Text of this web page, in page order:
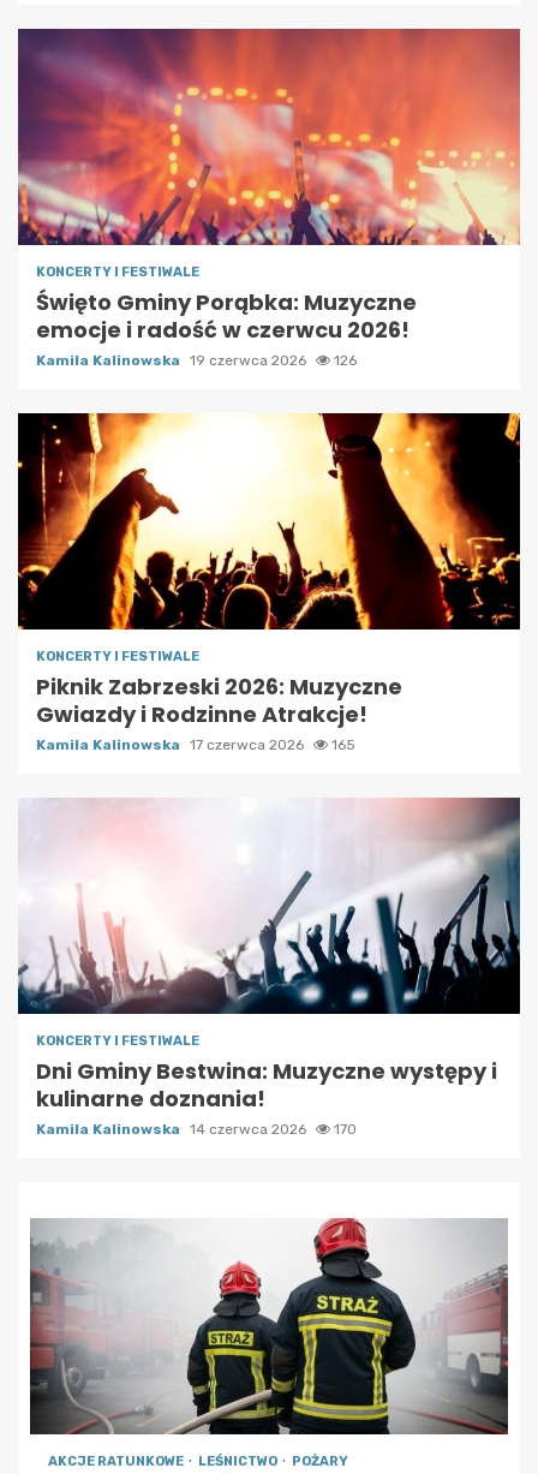
KONCERTY I FESTIWALE
Święto Gminy Porąbka: Muzyczne
emocje i radość w czerwcu 2026!
Kamila Kalinowska 19 czerwca 2026 126
KONCERTY I FESTIWALE
Piknik Zabrzeski 2026: Muzyczne
Gwiazdy i Rodzinne Atrakcje!
Kamila Kalinowska 17 czerwca 2026 165
KONCERTY I FESTIWALE
Dni Gminy Bestwina: Muzyczne występy i
kulinarne doznania!
Kamila Kalinowska 14 czerwca 2026 170
AKCJE RATUNKOWE LEŚNICTWO POŻARY